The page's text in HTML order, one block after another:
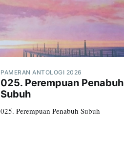
PAMERAN ANTOLOGI 2026
025. Perempuan Penabuh
Subuh
025. Perempuan Penabuh Subuh